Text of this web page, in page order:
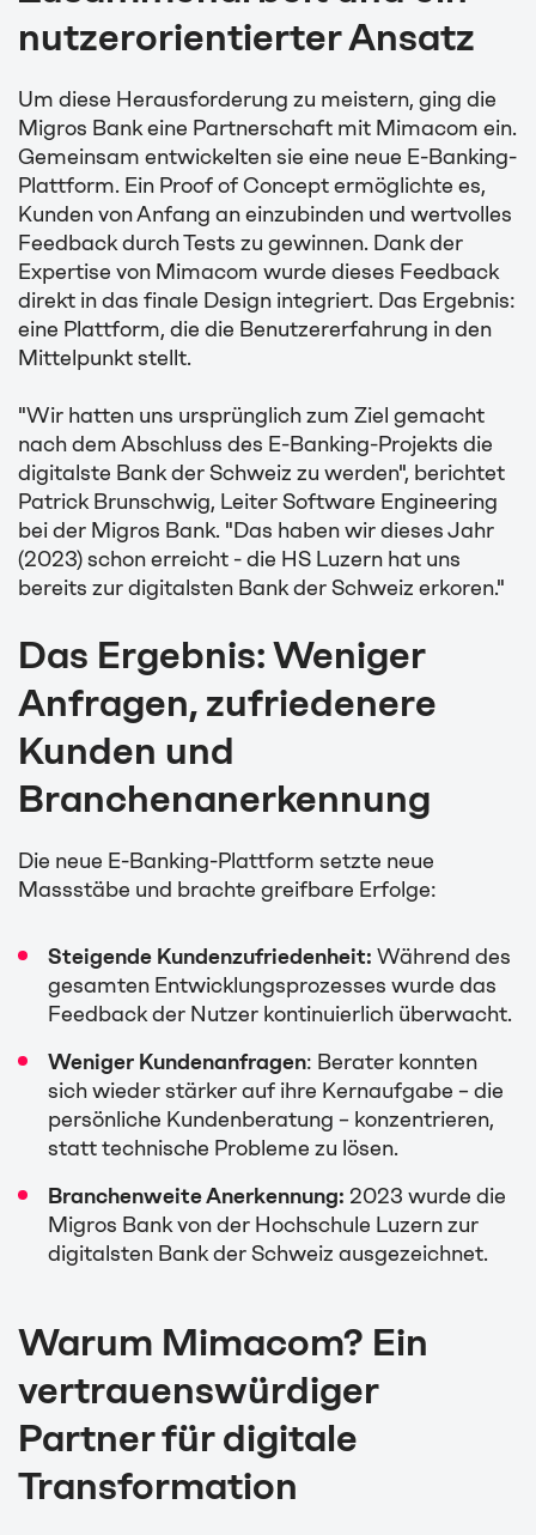
nutzerorientierter Ansatz
Um diese Herausforderung zu meistern, ging die
Migros Bank eine Partnerschaft mit Mimacom ein.
Gemeinsam entwickelten sie eine neue E-Banking-
Plattform. Ein Proof of Concept ermöglichte es,
Kunden von Anfang an einzubinden und wertvolles
Feedback durch Tests zu gewinnen. Dank der
Expertise von Mimacom wurde dieses Feedback
direkt in das finale Design integriert. Das Ergebnis:
eine Plattform, die die Benutzererfahrung in den
Mittelpunkt stellt.
"Wir hatten uns ursprünglich zum Ziel gemacht
nach dem Abschluss des E-Banking-Projekts die
digitalste Bank der Schweiz zu werden", berichtet
Patrick Brunschwig, Leiter Software Engineering
bei der Migros Bank. "Das haben wir dieses Jahr
(2023) schon erreicht - die HS Luzern hat uns
bereits zur digitalsten Bank der Schweiz erkoren."
Das Ergebnis: Weniger
Anfragen, zufriedenere
Kunden und
Branchenanerkennung
Die neue E-Banking-Plattform setzte neue
Massstäbe und brachte greifbare Erfolge:
Steigende Kundenzufriedenheit: Während des
gesamten Entwicklungsprozesses wurde das
Feedback der Nutzer kontinuierlich überwacht.
Weniger Kundenanfragen: Berater konnten
sich wieder stärker auf ihre Kernaufgabe – die
persönliche Kundenberatung – konzentrieren,
statt technische Probleme zu lösen.
Branchenweite Anerkennung: 2023 wurde die
Migros Bank von der Hochschule Luzern zur
digitalsten Bank der Schweiz ausgezeichnet.
Warum Mimacom? Ein
vertrauenswürdiger
Partner für digitale
Transformation